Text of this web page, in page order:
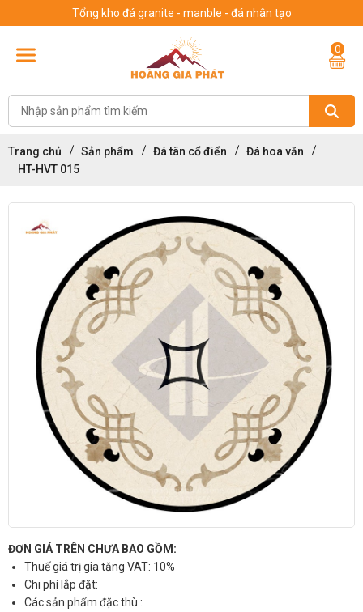
Tổng kho đá granite - manble - đá nhân tạo
0
Trang chủ Sản phẩm Đá tân cổ điển
Đá hoa văn
HT-HVT 015
ĐƠN GIÁ TRÊN CHƯA BAO GỒM:
Thuế giá trị gia tăng VAT: 10%
Chi phí lắp đặt:
Các sản phẩm đặc thù :